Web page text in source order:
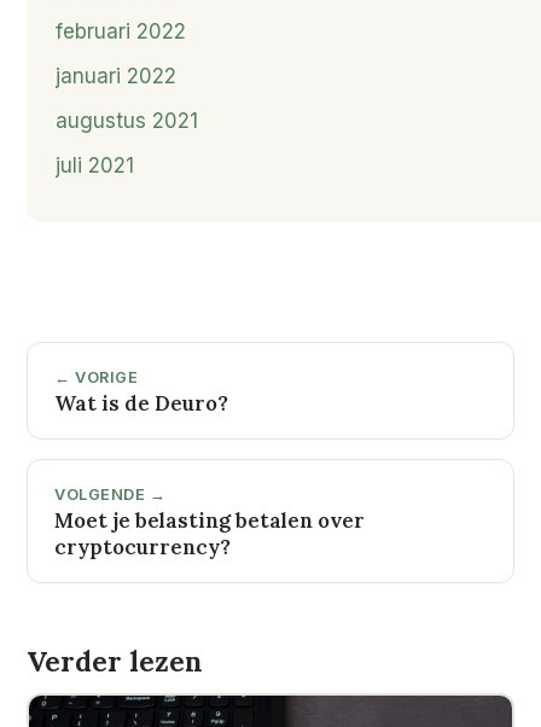
februari 2022
januari 2022
augustus 2021
juli 2021
← VORIGE
Wat is de Deuro?
VOLGENDE →
Moet je belasting betalen over
cryptocurrency?
Verder lezen